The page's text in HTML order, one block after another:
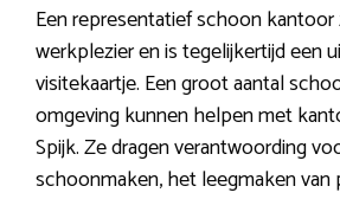
Een representatief schoon
werkplezier en is tegelijkertijd een
visitekaartje. Een groot aantal
omgeving kunnen helpen met
Spijk. Ze dragen verantwoording
schoonmaken, het leegmaken